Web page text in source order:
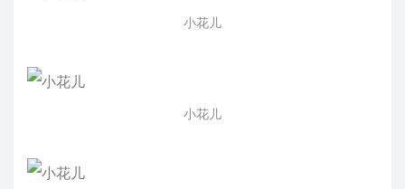
小花儿
小花儿